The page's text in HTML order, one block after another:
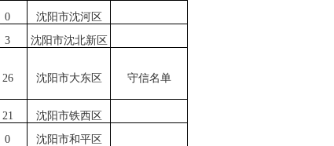
0
沈阳市沈河区
3 沈阳市沈北新区
26 沈阳市大东区 守信名单
21
沈阳市铁西区
0 沈阳市和平区